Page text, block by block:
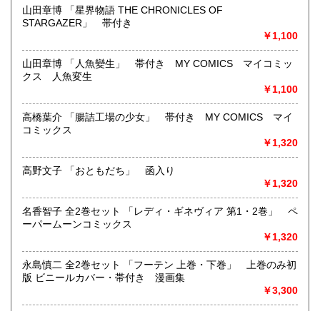
線)
最寄駅：神保町駅 御茶ノ水駅
営業時間：12:00-20:00
定休日：なし 年末は30日午後5時に閉店、年始は3日正午よ
書籍の買取について
メール web@bookdash.net または専用ページでお問い合
わせください。
お電話 03-3219-5991でも受け付けております。
お取引内容は、ご依頼されたあとの返信メールに、さらに詳
しく説明した文章をお付けしております。ご安心ください。
取り扱い分野
趣味、サブカルチャー、古書一般（その他）
女優・アイドル・グラビア・アダルトや映画・マンガ等
山田章博 「星界物語 THE CHRONICLES OF
STARGAZER」 帯付き
￥1,100
山田章博 「人魚變生」 帯付き MY COMICS マイコミッ
クス 人魚変生
￥1,100
高橋葉介 「腸詰工場の少女」 帯付き MY COMICS マイ
コミックス
￥1,320
高野文子 「おともだち」 函入り
￥1,320
名香智子 全2巻セット 「レディ・ギネヴィア 第1・2巻」 ペ
ーパームーンコミックス
￥1,320
永島慎二 全2巻セット 「フーテン 上巻・下巻」 上巻のみ初
版 ビニールカバー・帯付き 漫画集
￥3,300